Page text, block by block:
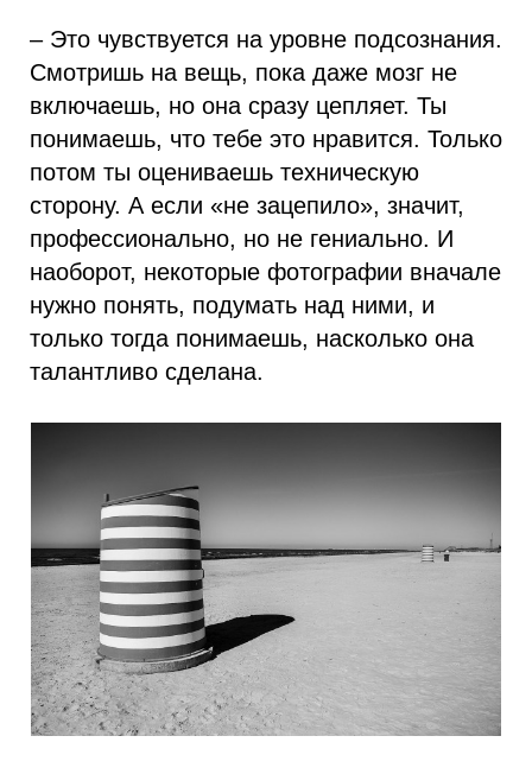
– Это чувствуется на уровне подсознания.
Смотришь на вещь, пока даже мозг не
включаешь, но она сразу цепляет. Ты
понимаешь, что тебе это нравится. Только
потом ты оцениваешь техническую
сторону. А если «не зацепило», значит,
профессионально, но не гениально. И
наоборот, некоторые фотографии вначале
нужно понять, подумать над ними, и
только тогда понимаешь, насколько она
талантливо сделана.